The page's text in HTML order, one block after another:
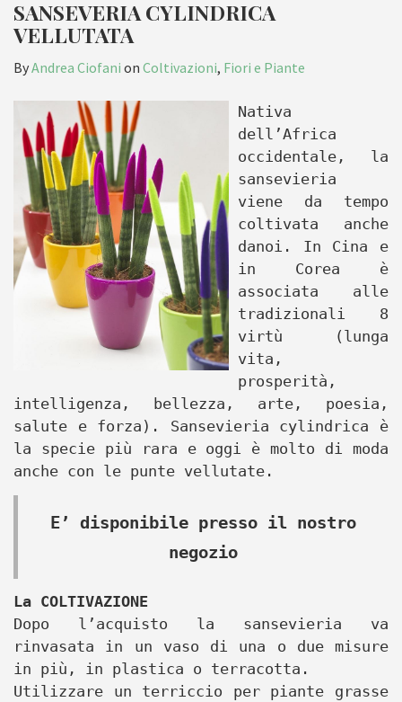
SANSEVERIA CYLINDRICA
VELLUTATA
ByAndrea Ciofani on Coltivazioni, Fiori e Piante
Nativa
dell’Africa
occidentale, la
sansevieria
viene da tempo
coltivata anche
danoi. In Cina e
in Corea è
associata alle
tradizionali 8
virtù (lunga
vita,
prosperità,
intelligenza, bellezza, arte, poesia,
salute e forza). Sansevieria cylindrica è
la specie più rara e oggi è molto di moda
anche con le punte vellutate.
E’ disponibile presso il nostro
negozio
La COLTIVAZIONE
Dopo l’acquisto la sansevieria va
rinvasata in un vaso di una o due misure
in più, in plastica o terracotta.
Utilizzare un terriccio per piante grasse